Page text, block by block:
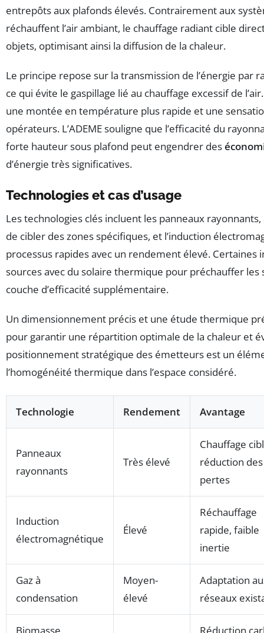
entrepôts aux plafonds élevés. Contrairement aux
réchauffent l’air ambiant, le chauffage radiant cible
objets, optimisant ainsi la diffusion de la chaleur.
Le principe repose sur la transmission de l’énergie par
ce qui évite le gaspillage lié au chauffage excessif de
une montée en température plus rapide et une
opérateurs. L’ADEME souligne que l’efficacité du
forte hauteur sous plafond peut engendrer des
d’énergie très significatives.
Technologies et cas d’usage
Les technologies clés incluent les panneaux
de cibler des zones spécifiques, et l’induction
processus rapides avec un rendement élevé. Certaines
sources avec du solaire thermique pour préchauffer les
couche d’efficacité supplémentaire.
Un dimensionnement précis et une étude thermique
pour garantir une répartition optimale de la chaleur et
positionnement stratégique des émetteurs est un
l’homogénéité thermique dans l’espace considéré.
Technologie Rendement Avantage
Panneaux
rayonnants
Très élevé
Chauffage
réduction des
pertes
Induction
électromagnétique
Élevé
Réchauffage
rapide, faible
inertie
Gaz à
condensation
Moyen-
élevé
Adaptation
réseaux
Biomasse Réduction